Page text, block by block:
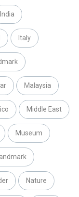
India
Italy
Malaysia
Middle East
Museum
Nature